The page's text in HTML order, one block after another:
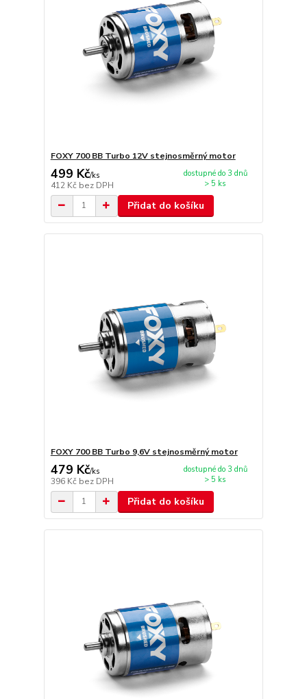
FOXY 700 BB Turbo 12V stejnosměrný motor
499 Kč/ks
412 Kč bez DPH
dostupné do 3 dnů
> 5 ks
Přidat do košíku
FOXY 700 BB Turbo 9,6V stejnosměrný motor
479 Kč/ks
396 Kč bez DPH
dostupné do 3 dnů
> 5 ks
Přidat do košíku